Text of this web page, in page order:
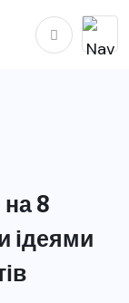
8
ідеями